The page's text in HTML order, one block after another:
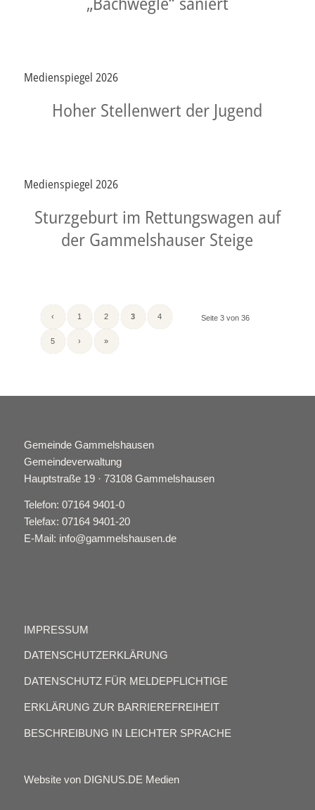
Medienspiegel 2026
Hoher Stellenwert der Jugend
Medienspiegel 2026
Sturzgeburt im Rettungswagen auf
der Gammelshauser Steige
Seite 3 von 36
‹ 1 2 3 4
5 › »
Gemeinde Gammelshausen
Gemeindeverwaltung
Hauptstraße 19 · 73108 Gammelshausen
Telefon: 07164 9401-0
Telefax: 07164 9401-20
E-Mail: info@gammelshausen.de
IMPRESSUM
DATENSCHUTZERKLÄRUNG
DATENSCHUTZ FÜR MELDEPFLICHTIGE
ERKLÄRUNG ZUR BARRIEREFREIHEIT
BESCHREIBUNG IN LEICHTER SPRACHE
Website von DIGNUS.DE Medien